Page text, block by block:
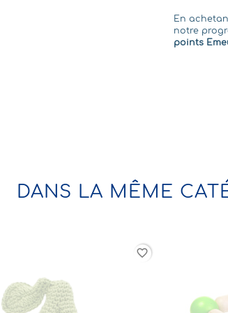
En
notre
points
DANS LA MÊME
favorite_border